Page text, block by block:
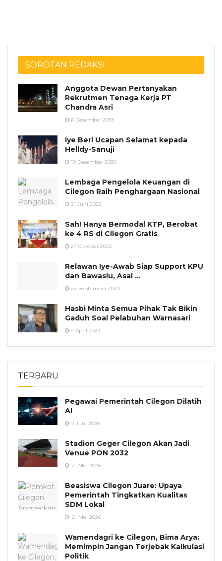
SOROTAN REDAKSI
Anggota Dewan Pertanyakan
Rekrutmen Tenaga Kerja PT
Chandra Asri
6 Desember 2019
Iye Beri Ucapan Selamat kepada
Helldy-Sanuji
10 Desember 2020
Lembaga Pengelola Keuangan di
Cilegon Raih Penghargaan Nasional
21 Juni 2023
Sah! Hanya Bermodal KTP, Berobat
ke 4 RS di Cilegon Gratis
27 Oktober 2022
Relawan Iye-Awab Siap Support KPU
dan Bawaslu, Asal …
22 September 2020
Hasbi Minta Semua Pihak Tak Bikin
Gaduh Soal Pelabuhan Warnasari
4 April 2023
TERBARU
Pegawai Pemerintah Cilegon Dilatih
AI
3 Juni 2026
Stadion Geger Cilegon Akan Jadi
Venue PON 2032
21 Mei 2026
Beasiswa Cilegon Juare: Upaya
Pemerintah Tingkatkan Kualitas
SDM Lokal
21 Mei 2026
Wamendagri ke Cilegon, Bima Arya:
Memimpin Jangan Terjebak Kalkulasi
Politik